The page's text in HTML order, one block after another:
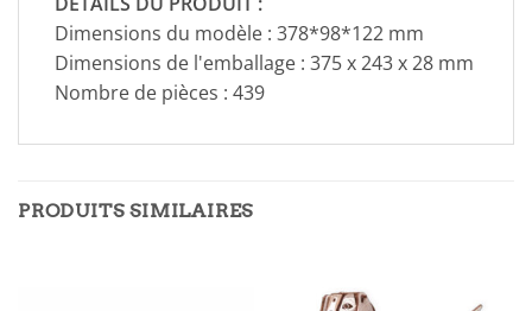
Dimensions du modèle : 378*98*122 mm
Dimensions de l'emballage : 375 x 243 x 28 mm
Nombre de pièces : 439
PRODUITS SIMILAIRES